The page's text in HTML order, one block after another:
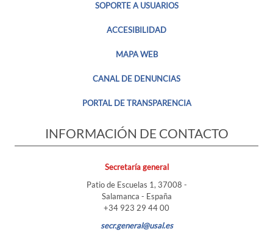
SOPORTE A USUARIOS
ACCESIBILIDAD
MAPA WEB
CANAL DE DENUNCIAS
PORTAL DE TRANSPARENCIA
INFORMACIÓN DE CONTACTO
Secretaría general
Patio de Escuelas 1, 37008 -
Salamanca - España
+34 923 29 44 00
secr.general@usal.es